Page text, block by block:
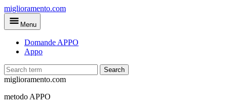
Skip
to
main
miglioramento.com
Menu
Domande APPO
Appo
Search
miglioramento.com
metodo APPO